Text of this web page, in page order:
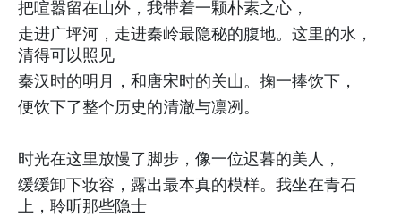
把喧嚣留在山外，我带着一颗朴素之心，
走进广坪河，走进秦岭最隐秘的腹地。这里的水，
清得可以照见
秦汉时的明月，和唐宋时的关山。掬一捧饮下，
便饮下了整个历史的清澈与凛冽。
时光在这里放慢了脚步，像一位迟暮的美人，
缓缓卸下妆容，露出最本真的模样。我坐在青石
上，聆听那些隐士